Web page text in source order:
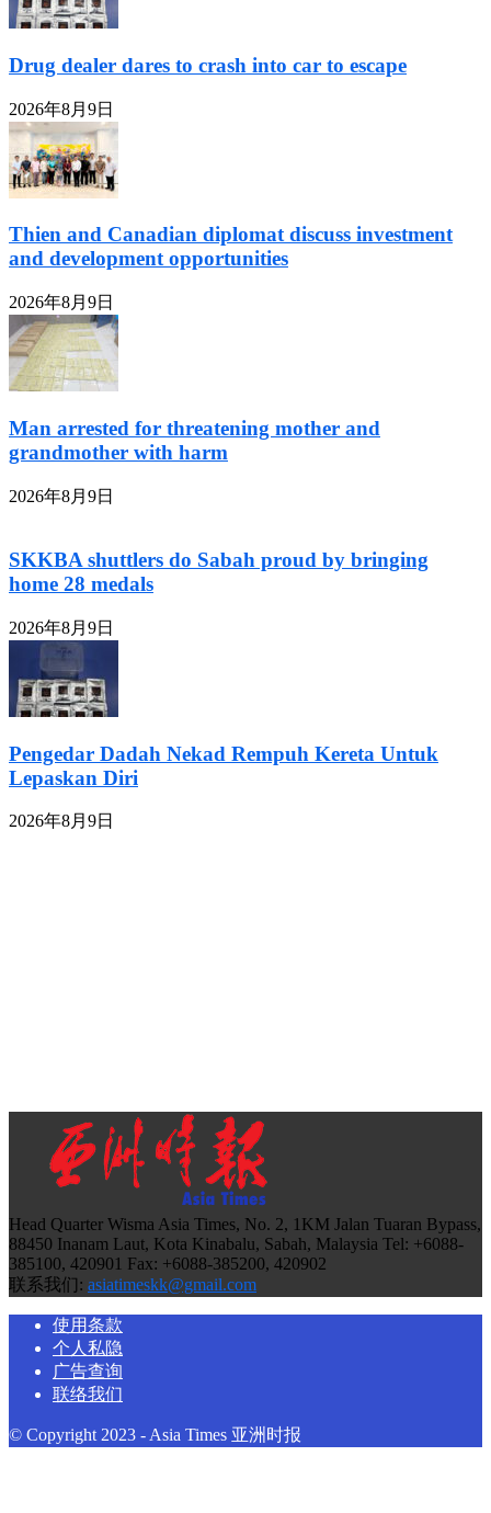
Drug dealer dares to crash into car to escape
2026年8月9日
Thien and Canadian diplomat discuss investment
and development opportunities
2026年8月9日
Man arrested for threatening mother and
grandmother with harm
2026年8月9日
SKKBA shuttlers do Sabah proud by bringing
home 28 medals
2026年8月9日
Pengedar Dadah Nekad Rempuh Kereta Untuk
Lepaskan Diri
2026年8月9日
Head Quarter Wisma Asia Times, No. 2, 1KM Jalan Tuaran Bypass,
88450 Inanam Laut, Kota Kinabalu, Sabah, Malaysia Tel: +6088-
385100, 420901 Fax: +6088-385200, 420902
联系我们: asiatimeskk@gmail.com
使用条款
个人私隐
广告查询
联络我们
© Copyright 2023 - Asia Times 亚洲时报